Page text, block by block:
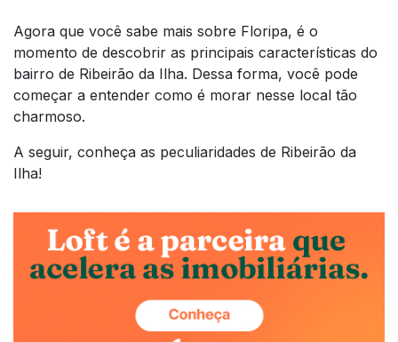
Agora que você sabe mais sobre Floripa, é o
momento de descobrir as principais características do
bairro de Ribeirão da Ilha. Dessa forma, você pode
começar a entender como é morar nesse local tão
charmoso.
A seguir, conheça as peculiaridades de Ribeirão da
Ilha!